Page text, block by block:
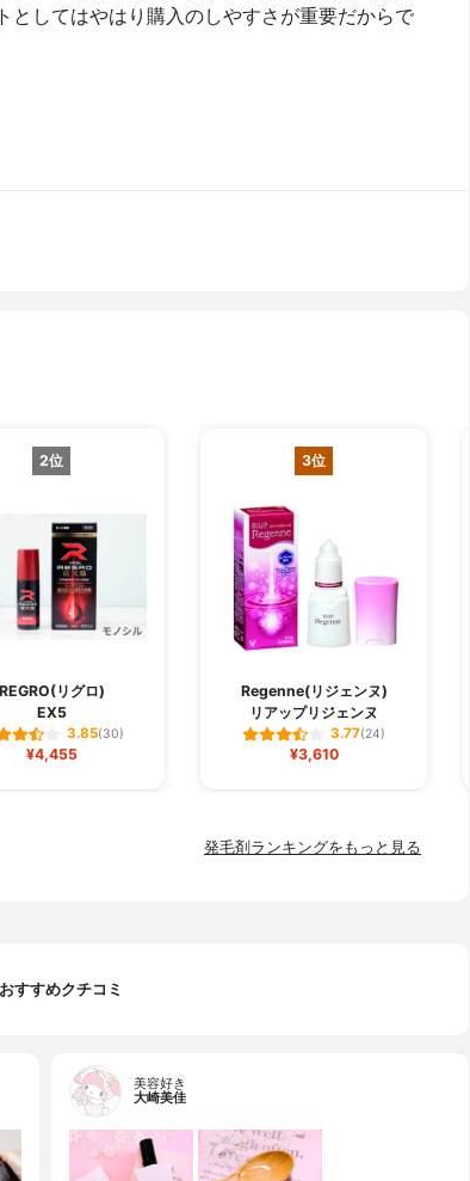
としてはやはり購入のしやすさが重要だからで
2位
REGRO(リグロ)
EX5
3.85(30)
¥4,455
3位
Regenne(リジェンヌ)
リアップリジェンヌ
3.77(24)
¥3,610
発毛剤ランキングをもっと見る
すすめクチコミ
美容好き
大崎美佳